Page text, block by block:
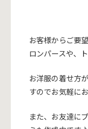
お客様からご要
ロンパースや、
お洋服の着せ方
すのでお気軽に
また、お友達に